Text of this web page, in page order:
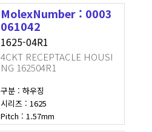
MolexNumber : 0003
061042
1625-04R1
4CKT RECEPTACLE HOUSI
NG 162504R1
구분 : 하우징
시리즈 : 1625
Pitch : 1.57mm